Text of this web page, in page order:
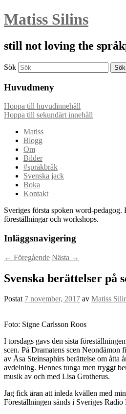
Matiss Silins
still not loving the
Sök
Huvudmeny
Hoppa till huvudinnehåll
Hoppa till sekundärt innehåll
Matiss
Blogg
Om
Bilder
#språkbråk
Svenska jack
Boka
Kontakt
Sveriges första spoken word-pedagog.
föreställningar och workshops.
Inläggsnavigering
← Föregående Nästa →
Svenska berättelser på
Postat 7 november, 2017 av Matiss
Foto: Signe Carlsson Roos
I torsdags gavs den sista
scen. På Dramatens scen Neondämon
av Åsa Steinsaphirs berättelse om åtta
avdelning. Hennes tunga men tryggt
musik av och med Lisa Grotherus.
Jag fick äran att inleda kvällen med
Föreställningen sänds i Sveriges